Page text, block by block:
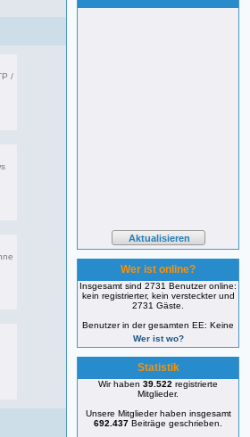
/
Wer ist online?
Insgesamt sind 2731 Benutzer online:
kein registrierter, kein versteckter und
2731 Gäste.
Benutzer in der gesamten EE: Keine
Wer ist wo?
Statistik
Wir haben 39.522 registrierte
Mitglieder.
Unsere Mitglieder haben insgesamt
692.437 Beiträge geschrieben.